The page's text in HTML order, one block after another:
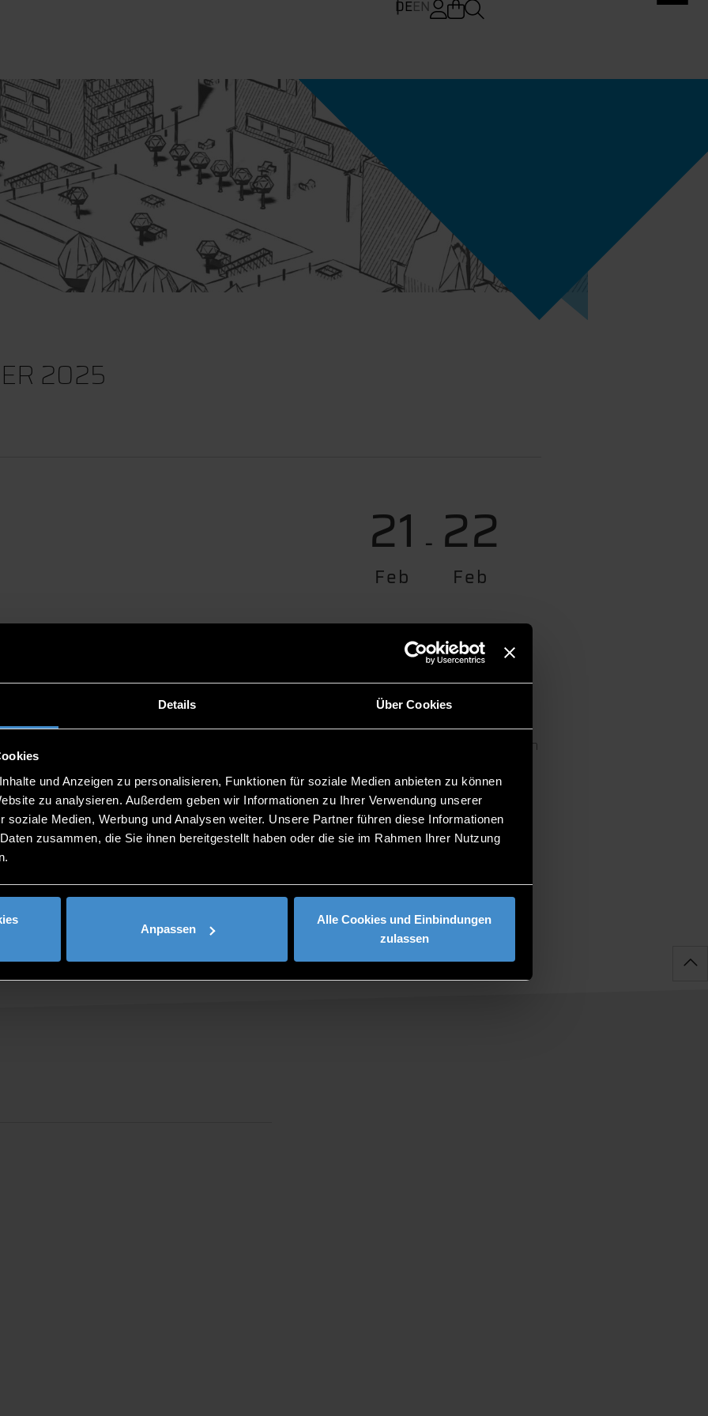
Details Über Cookies
und Anzeigen zu personalisieren, Funktionen für soziale Medien anbieten zu können
zu analysieren. Außerdem geben wir Informationen zu Ihrer Verwendung unserer
soziale Medien, Werbung und Analysen weiter. Unsere Partner führen diese Informationen
zusammen, die Sie ihnen bereitgestellt haben oder die sie im Rahmen Ihrer Nutzung
Anpassen
Alle Cookies und Einbindungen
zulassen
DEEN
2025
21
Feb
- 22
Feb
machen sollst? Oder du hast eine Ausbildung gemacht und würdest nun gerne
Hamburg!
und deren Studiengänge vorstellen zu dürfen! Wir beantworten all deine Fragen
mehr.